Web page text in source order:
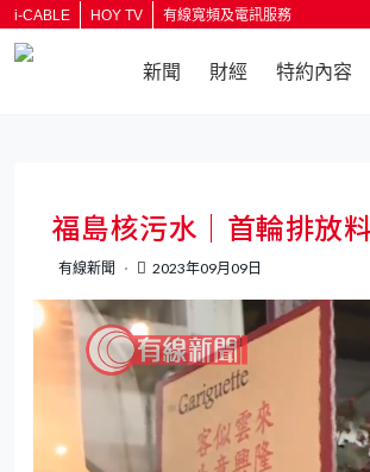
i-CABLE HOY TV 有線寬頻及電訊服務
新聞 財經 特約內容
福島核污水｜首輪排放
有線新聞 2023年09月09日